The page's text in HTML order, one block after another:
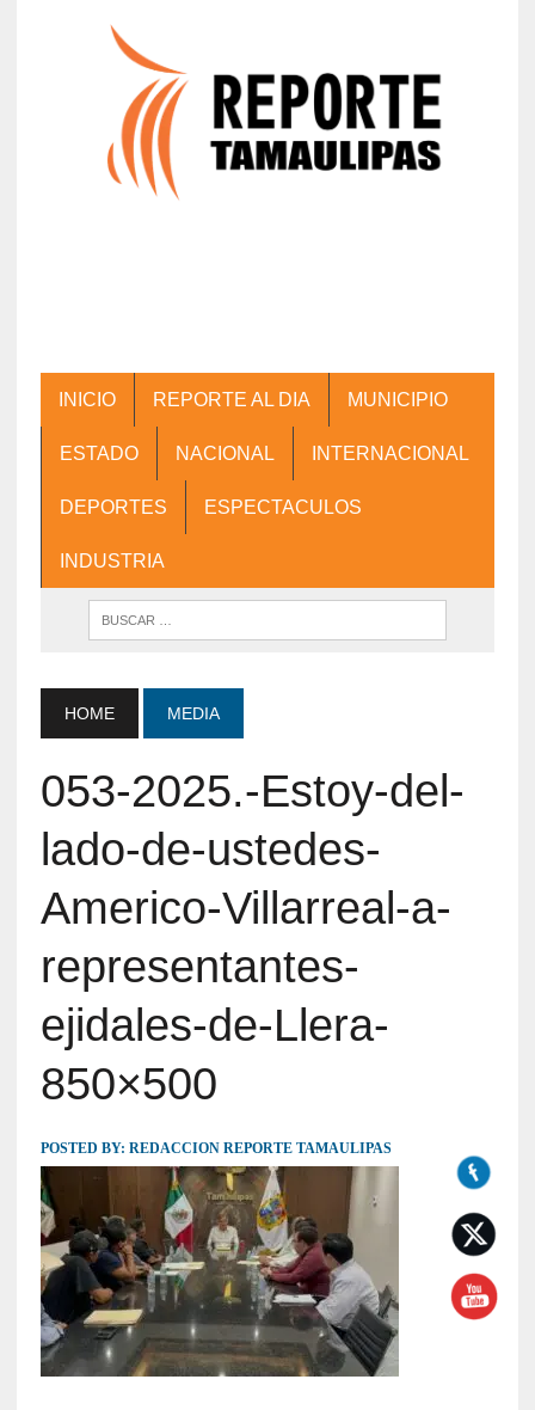
INICIO REPORTE AL DIA MUNICIPIO
ESTADO NACIONAL INTERNACIONAL
DEPORTES ESPECTACULOS
INDUSTRIA
HOME MEDIA
053-2025.-Estoy-del-
lado-de-ustedes-
Americo-Villarreal-a-
representantes-
ejidales-de-Llera-
850×500
POSTED BY: REDACCION REPORTE TAMAULIPAS